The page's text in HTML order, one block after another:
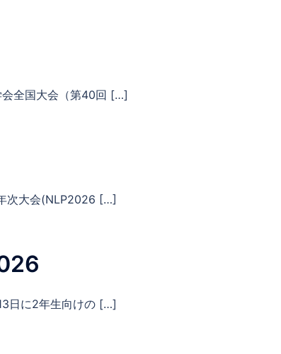
全国大会（第40回 […]
次大会(NLP2026 […]
日に2年生向けの […]